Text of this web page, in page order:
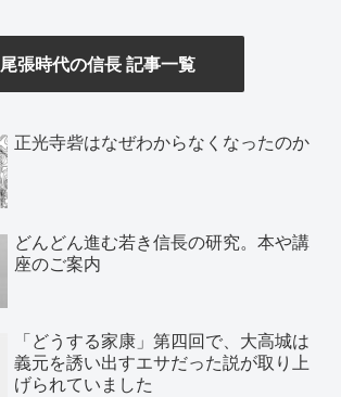
尾張時代の信長 記事一覧
正光寺砦はなぜわからなくなったのか
どんどん進む若き信長の研究。本や講
座のご案内
「どうする家康」第四回で、大高城は
義元を誘い出すエサだった説が取り上
げられていました